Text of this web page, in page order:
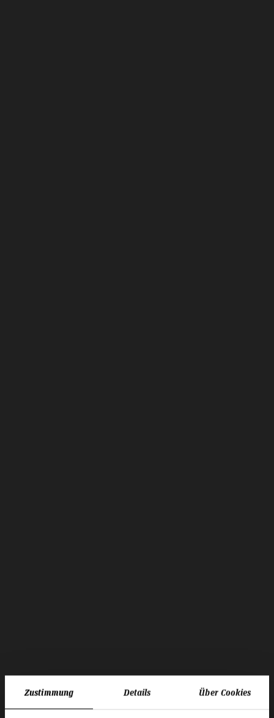
Zustimmung Details Über Cookies